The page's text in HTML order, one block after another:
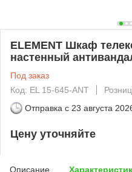
ELEMENT Шкаф
настенный
Под заказ
Код: EL 15-645-ANT
Отправка с 23 августа
Цену уточняйте
Описание